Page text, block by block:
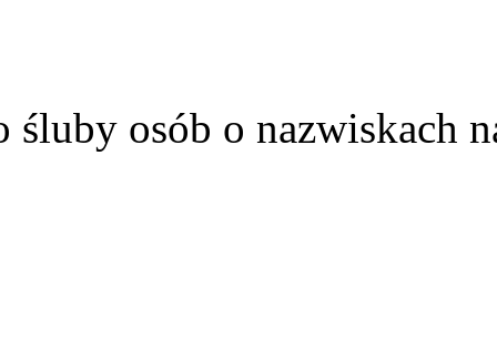
śluby osób o nazwiskach